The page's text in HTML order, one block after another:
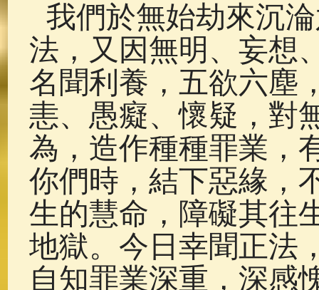
我們於無始劫來沉
法，又因無明、妄想
名聞利養，五欲六塵
恚、愚癡、懷疑，對
為，造作種種罪業，
你們時，結下惡緣，
生的慧命，障礙其往
地獄。今日幸聞正法
自知罪業深重，深感